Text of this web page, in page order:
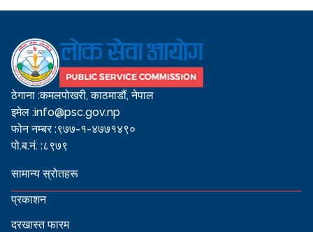
ठेगाना :कमलपोखरी, काठमाडौं, नेपाल
इमेल :info@psc.gov.np
फोन नम्बर :९७७-१-४७७१४९०
पो.ब.नं. :८९७९
सामान्य स्रोतहरू
प्रकाशन
दरखास्त फारम